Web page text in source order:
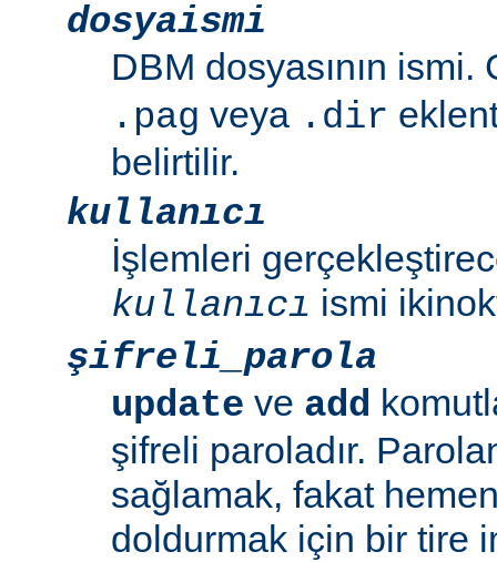
dosyaismi
DBM dosyasının
.pag veya .dir
belirtilir.
kullanıcı
İşlemleri
kullanıcı ismi
şifreli_parola
update ve add
şifreli paroladır.
sağlamak, fakat
doldurmak için bir tire